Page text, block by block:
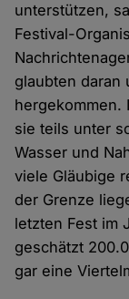
unterstützen,
Festival-
glaubten daran
hergekommen.
sie teils unter
Wasser und
viele Gläubige
der Grenze
letzten Fest im
geschätzt
gar eine